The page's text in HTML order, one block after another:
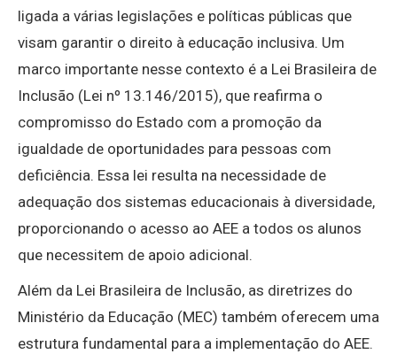
ligada a várias legislações e políticas públicas que
visam garantir o direito à educação inclusiva. Um
marco importante nesse contexto é a Lei Brasileira de
Inclusão (Lei nº 13.146/2015), que reafirma o
compromisso do Estado com a promoção da
igualdade de oportunidades para pessoas com
deficiência. Essa lei resulta na necessidade de
adequação dos sistemas educacionais à diversidade,
proporcionando o acesso ao AEE a todos os alunos
que necessitem de apoio adicional.
Além da Lei Brasileira de Inclusão, as diretrizes do
Ministério da Educação (MEC) também oferecem uma
estrutura fundamental para a implementação do AEE.